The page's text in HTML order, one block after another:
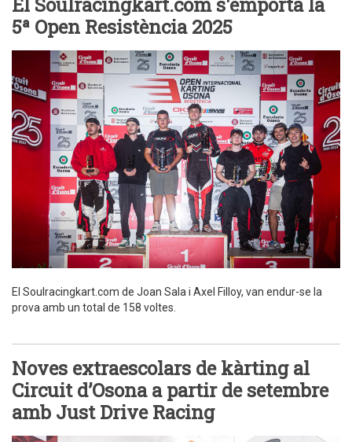
5ª Open Resistència 2025
El Soulracingkart.com de Joan Sala i Axel Filloy, van endur-se la
prova amb un total de 158 voltes.
Noves extraescolars de kàrting al
Circuit d’Osona a partir de setembre
amb Just Drive Racing